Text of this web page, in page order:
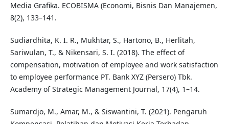
Media Grafika. ECOBISMA (Economi, Bisnis Dan Manajemen,
8(2), 133–141.
Sudiardhita, K. I. R., Mukhtar, S., Hartono, B., Herlitah,
Sariwulan, T., & Nikensari, S. I. (2018). The effect of
compensation, motivation of employee and work satisfaction
to employee performance PT. Bank XYZ (Persero) Tbk.
Academy of Strategic Management Journal, 17(4), 1–14.
Sumardjo, M., Amar, M., & Siswantini, T. (2021). Pengaruh